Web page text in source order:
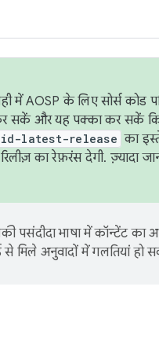
में AOSP के लिए सोर्स कोड
और यह पक्का कर सकें कि
latest-release का
का रेफ़रंस देगी. ज़्यादा
पसंदीदा भाषा में कॉन्टेंट का
मिले अनुवादों में गलतियां हो